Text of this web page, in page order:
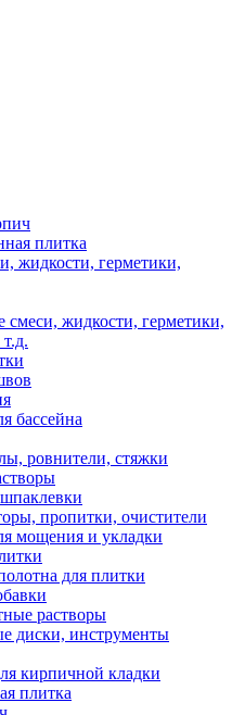
плитка
жидкости, герметики,
смеси, жидкости, герметики,
бассейна
ровнители, стяжки
пропитки, очистители
мощения и укладки
для плитки
растворы
диски, инструменты
кирпичной кладки
плитка